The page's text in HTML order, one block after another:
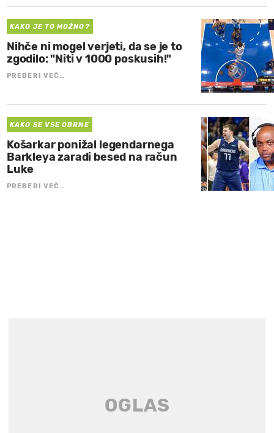
KAKO JE TO MOŽNO?
Nihče ni mogel verjeti, da se je to
zgodilo: "Niti v 1000 poskusih!"
PREBERI VEČ…
KAKO SE VSE OBRNE
Košarkar ponižal legendarnega
Barkleya zaradi besed na račun
Luke
PREBERI VEČ…